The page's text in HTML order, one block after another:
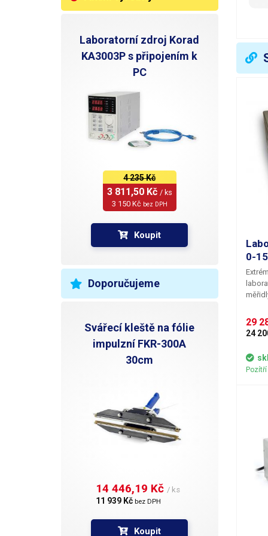
Laboratorní zdroj Korad
KA3003P s připojením k
PC
4 235 Kč
3 811,50 Kč / ks
3 150 Kč bez DPH
Koupit
Doporučujeme
Svářecí kleště na fólie
impulzní FKR-300A
30cm
14 446,19 Kč / ks
11 939 Kč bez DPH
Koupit
0-
OHP
29
24
Pozítří